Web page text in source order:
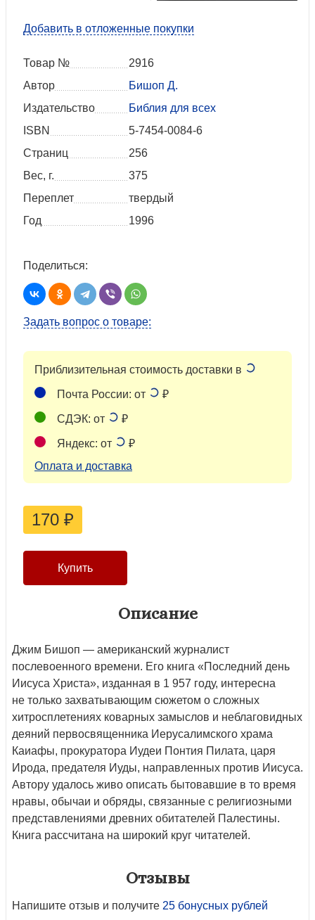
Добавить в отложенные покупки
Товар №
2916
Автор
Бишоп Д.
Издательство
Библия для всех
ISBN
5-7454-0084-6
Страниц
256
Вес, г.
375
Переплет
твердый
Год
1996
Поделиться:
Задать вопрос о товаре:
Приблизительная стоимость доставки в
Почта России: от ₽
СДЭК: от ₽
Яндекс: от
₽
Оплата и доставка
170 ₽
Описание
Джим Бишоп — американский журналист
послевоенного времени. Его книга «Последний день
Иисуса Христа», изданная в 1 957 году, интересна
не только захватывающим сюжетом о сложных
хитросплетениях коварных замыслов и неблаговидных
деяний первосвященника Иерусалимского храма
Каиафы, прокуратора Иудеи Понтия Пилата, царя
Ирода, предателя Иуды, направленных против Иисуса.
Автору удалось живо описать бытовавшие в то время
нравы, обычаи и обряды, связанные с религиозными
представлениями древних обитателей Палестины.
Книга рассчитана на широкий круг читателей.
Отзывы
Напишите отзыв и получите 25 бонусных рублей